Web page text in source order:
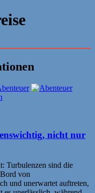
nicht nur
Turbulenzen sind die
von
und unerwartet auftreten,